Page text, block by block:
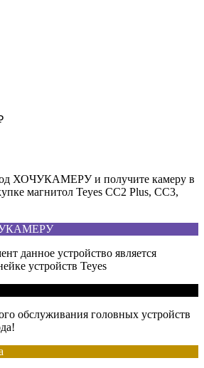
ХОЧУКАМЕРУ и получите камеру в
магнитол Teyes CC2 Plus, CC3,
данное устройство является
устройств Teyes
обслуживания головных устройств